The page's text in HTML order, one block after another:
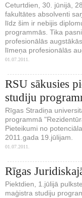
Ceturtdien, 30. jūnijā,
fakultātes absolventi
līdz šim ir nebijis
programmās. Tika
profesionālās
līmeņa profesionālās
01.07.2011.
RSU sākusies
studiju
Rīgas Stradiņa
programmā
Pieteikumi no
2011.gada 19.jūlijam.
01.07.2011.
Rīgas
Piektdien, 1.jūlijā
maģistra studiju